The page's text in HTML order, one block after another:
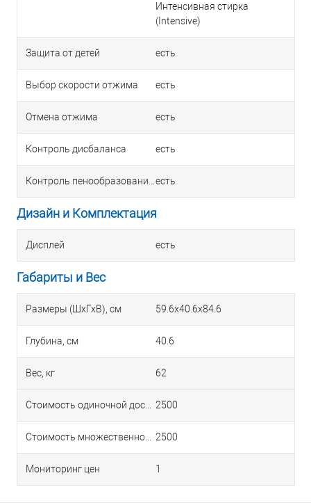
Интенсивная стирка
(Intensive)
Защита от детей есть
Выбор скорости отжима есть
Отмена отжима есть
Контроль дисбаланса есть
Контроль пенообразованияесть
Дизайн и Комплектация
Дисплей есть
Габариты и Вес
Размеры (ШхГхВ), см 59.6x40.6x84.6
Глубина, см 40.6
Вес, кг 62
Стоимость одиночной доставки в Краснодаре 2500
Стоимость множественной доставки в Краснодаре 2500
Мониторинг цен 1